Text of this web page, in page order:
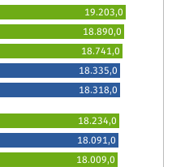
19.203,0
18.890,0
18.741,0
18.335,0
18.318,0
18.234,0
18.091,0
18.009,0